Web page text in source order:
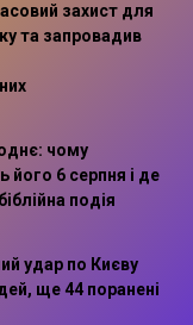
захист для
та запровадив
чому
його 6 серпня і де
подія
удар по Києву
ще 44 поранені